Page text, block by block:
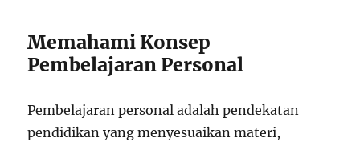
Memahami Konsep
Pembelajaran Personal
Pembelajaran personal adalah pendekatan
pendidikan yang menyesuaikan materi,